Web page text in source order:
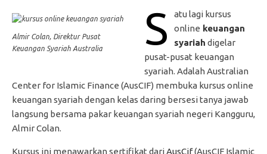
Almir Colan, Direktur Pusat
Keuangan Syariah Australia
S
atu lagi kursus
online keuangan
syariah digelar
pusat-pusat keuangan
syariah. Adalah Australian
Center for Islamic Finance (AusCIF) membuka kursus online
keuangan syariah dengan kelas daring bersesi tanya jawab
langsung bersama pakar keuangan syariah negeri Kangguru,
Almir Colan.
Kursus ini menawarkan sertifikat dariAusCif(AusCIF Islamic